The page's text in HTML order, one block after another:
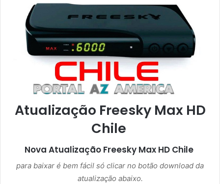
m
-
m
i
l
Atualização Freesky Max HD
Chile
Nova Atualização Freesky Max HD Chile
para baixar é bem fácil só clicar no botão download da
atualização abaixo.